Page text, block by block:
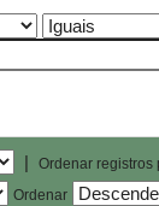
|
Ordenar registros
Ordenar